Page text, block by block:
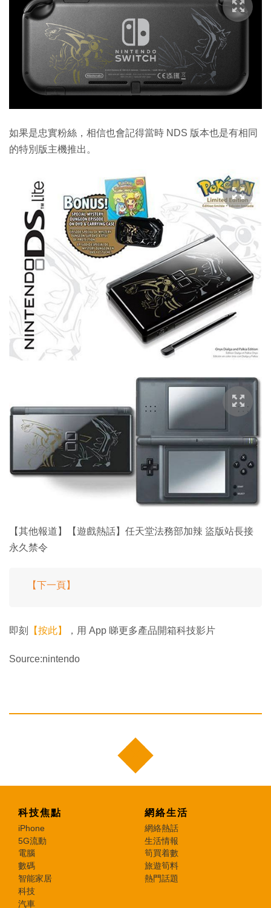
如果是忠實粉絲，相信也會記得當時 NDS 版本也是有相同
的特別版主機推出。
【其他報道】【遊戲熱話】任天堂法務部加辣 盜版站長接
永久禁令
【下一頁】
即刻 【按此】 ，用 App 睇更多產品開箱科技影片
Source:nintendo
科技焦點
iPhone
5G流動
電腦
數碼
智能家居
科技
汽車
網絡生活
網絡熱話
生活情報
筍買着數
旅遊筍料
熱門話題